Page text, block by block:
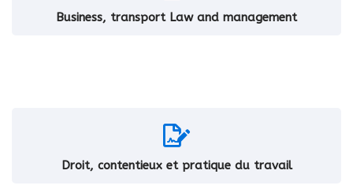
Business, transport Law and management
Droit, contentieux et pratique du travail